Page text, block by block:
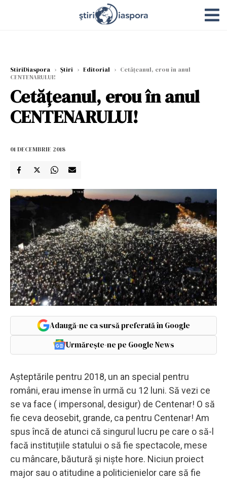
StiriDiaspora › Știri › Editorial › Cetățeanul, erou în anul
CENTENARULUI!
Cetățeanul, erou în anul
CENTENARULUI!
01 DECEMBRIE 2018
Adaugă-ne ca sursă preferată în Google
Urmărește-ne pe Google News
Așteptările pentru 2018, un an special pentru
români, erau imense în urmă cu 12 luni. Să vezi ce
se va face ( impersonal, desigur) de Centenar! O să
fie ceva deosebit, grande, ca pentru Centenar! Am
spus încă de atunci că singurul lucru pe care o să-l
facă instituțiile statului o să fie spectacole, mese
cu mâncare, băutură și niște hore. Niciun proiect
major sau o atitudine a politicienielor care să fie